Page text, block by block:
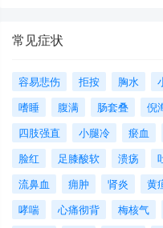
常见症状
容易悲伤 拒按 胸水
嗜睡
腹满 肠套叠 倪
四肢强直
小腿冷 瘀血
脸红
足膝酸软 溃疡
流鼻血
痈肿 肾炎 黄
哮喘
心痛彻背 梅核气